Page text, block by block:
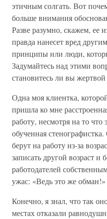
этичным солгать. Вот
больше внимания
Разве разумно, скажем, ее
правда нанесет вред
принципы или люди,
Задумайтесь над этими
становитесь ли вы
Одна моя клиентка,
пришла ко мне
работу, несмотря на то
обученная
берут на работу из-за
записать другой возраст и
работодателей
ужас: «Ведь это же обман!»
Конечно, я знал, что так
местах отказали